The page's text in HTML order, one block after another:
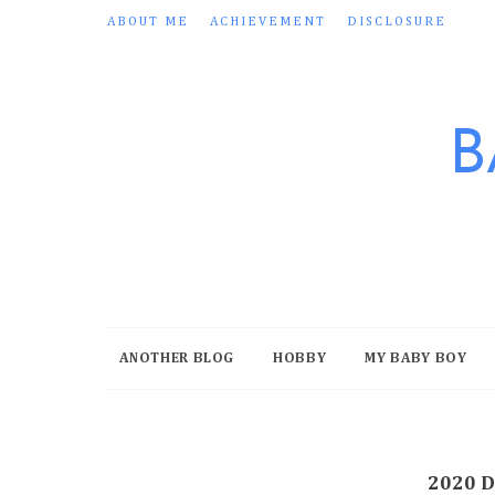
ABOUT ME ACHIEVEMENT DISCLOSURE
ANOTHER BLOG HOBBY MY BABY BOY
2020